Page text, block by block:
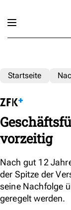
Startseite
vorzeitig
Nach gut 12
der Spitze der
seine Nachfolge
geregelt werden.